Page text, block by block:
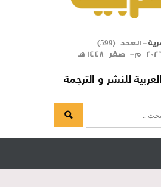
- العدد ( 599
)
للنشر و الترجمة